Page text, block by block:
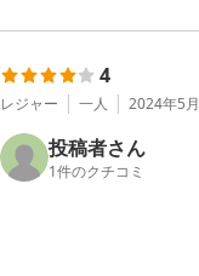
4
レジャー 一人 2024年5月
投稿者さん
1件のクチコミ